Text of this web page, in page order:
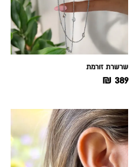
שרשרת זורמת
389
₪